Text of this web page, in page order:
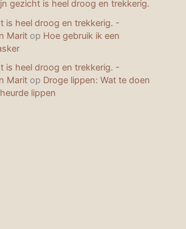
gezicht is heel droog en trekkerig.
is heel droog en trekkerig. -
Marit op Hoe gebruik ik een
is heel droog en trekkerig. -
Marit op Droge lippen: Wat te doen
lippen